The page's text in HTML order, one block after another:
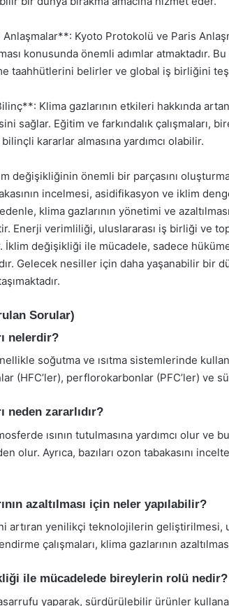
Kyoto Protokolü ve Paris
konusunda önemli adımlar atmaktadır.
taahhütlerini belirler ve global iş birliğini
Klima gazlarının etkileri hakkında
sağlar. Eğitim ve farkındalık çalışmaları,
kararlar almasına yardımcı olabilir.
değişikliğinin önemli bir parçasını
incelmesi, asidifikasyon ve iklim
klima gazlarının yönetimi ve
Enerji verimliliği, uluslararası iş birliği ve
İklim değişikliği ile mücadele, sadece
Gelecek nesiller için daha yaşanabilir bir
Sorular)
nelerdir?
soğutma ve ısıtma sistemlerinde
(HFC’ler), perflorokarbonlar (PFC’ler) ve
neden zararlıdır?
ısının tutulmasına yardımcı olur ve
olur. Ayrıca, bazıları ozon tabakasını
azaltılması için neler yapılabilir?
artıran yenilikçi teknolojilerin geliştirilmesi,
çalışmaları, klima gazlarının
ile mücadelede bireylerin rolü nedir?
yaparak, sürdürülebilir ürünler